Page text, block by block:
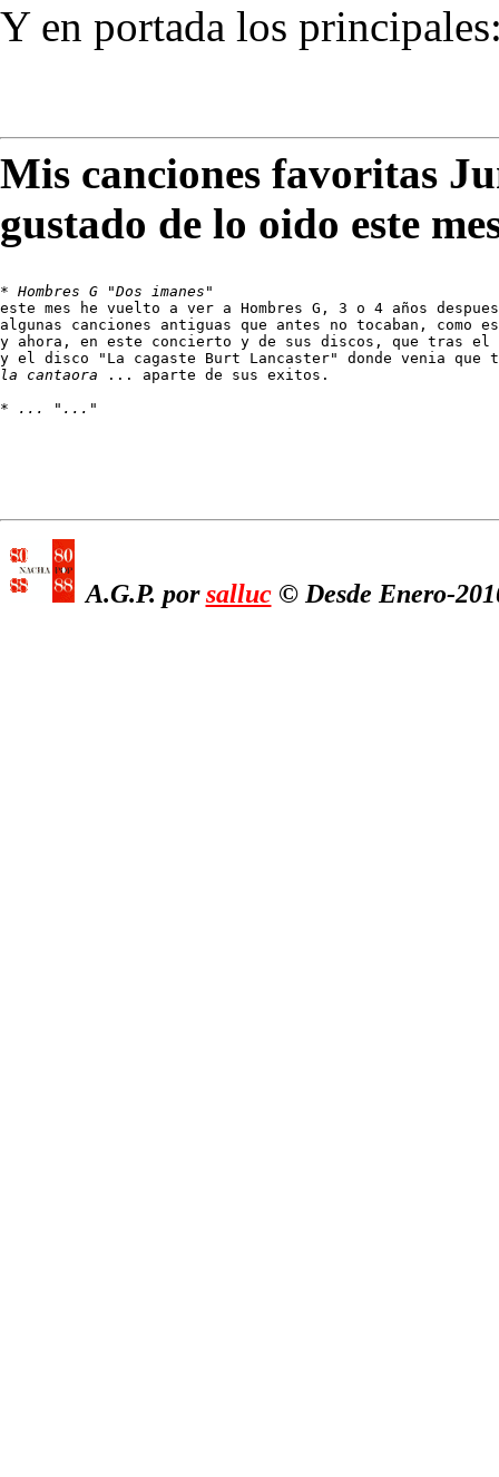
Y en portada los
Mis canciones favoritas
gustado de lo oido este
* Hombres G "Dos imanes"
este mes he vuelto a ver a Hombres G, 3 o 4 años
algunas canciones antiguas que antes no tocaban, como
y ahora, en este concierto y de sus discos, que tras
y el disco "La cagaste Burt Lancaster" donde venia que
la cantaora ... aparte de sus exitos.
*
... "..."
A.G.P. porsalluc© Desde Enero-